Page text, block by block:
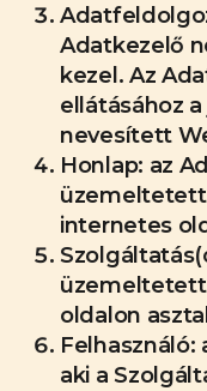
Adatkezelő
kezel. Az
ellátásához
nevesített
Honlap: az
üzemeltetett
internetes
üzemeltetett
oldalon
Felhasználó:
aki a